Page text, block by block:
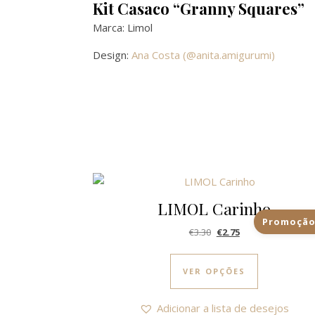
Kit Casaco “Granny Squares”
Marca: Limol
Design: Ana Costa (@anita.amigurumi)
LIMOL Carinho
€3.30 O preço original era:
€2.75O preço atual é:
VER OPÇÕES
This
Adicionar a lista de desejos